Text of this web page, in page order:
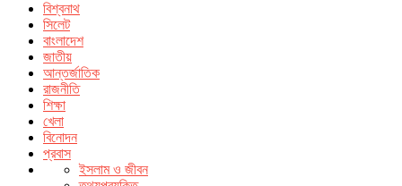
বিশ্বনাথ
সিলেট
বাংলাদেশ
জাতীয়
আন্তর্জাতিক
রাজনীতি
শিক্ষা
খেলা
বিনোদন
প্রবাস
ইসলাম ও জীবন